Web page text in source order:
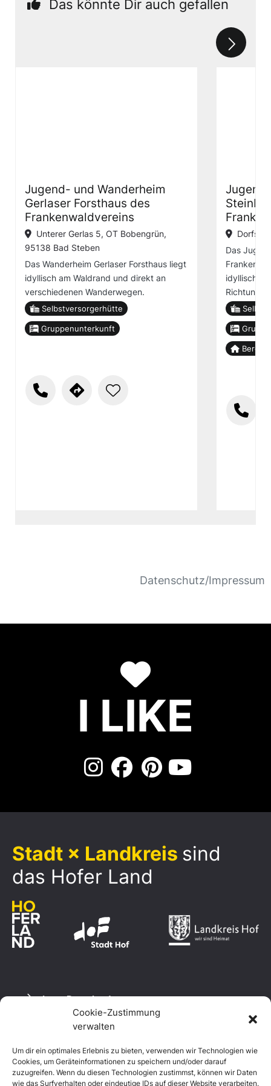
Cookie-Zustimmung
verwalten
Um dir ein optimales Erlebnis zu bieten, verwenden wir Technologien wie
Cookies, um Geräteinformationen zu speichern und/oder darauf
zuzugreifen. Wenn du diesen Technologien zustimmst, können wir Daten
wie das Surfverhalten oder eindeutige IDs auf dieser Website verarbeiten.
Das könnte Dir auch gefallen
Jugend- und Wanderheim
Gerlaser Forsthaus des
Frankenwaldvereins
Unterer Gerlas 5, OT Bobengrün,
95138 Bad Steben
Das Wanderheim Gerlaser Forsthaus liegt
idyllisch am Waldrand und direkt an
verschiedenen Wanderwegen.
Selbstversorgerhütte
Gruppenunterkunft
Das
idyllisch
Richtung
Berg-/
Datenschutz/Impressum
I LIKE
Stadt × Landkreis sind
das Hofer Land
Logo Download
Datenschutzerklärung
Impressum
Cookie-Richtlinie (EU)